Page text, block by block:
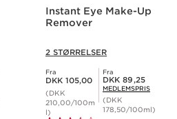
Instant Eye Make-Up
Remover
2 STØRRELSER
Fra
Nuværende pris DKK 105,00
DKK 105,00
(DKK
210,00/100m
l)
Fra
Medlemspris DKK 89,25
DKK 89,25
MEDLEMSPRIS
(DKK
178,50/100ml)